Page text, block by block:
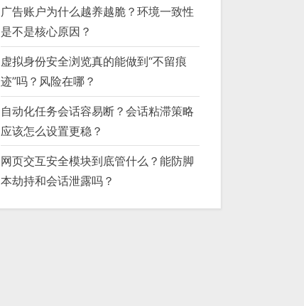
广告账户为什么越养越脆？环境一致性
是不是核心原因？
虚拟身份安全浏览真的能做到“不留痕
迹”吗？风险在哪？
自动化任务会话容易断？会话粘滞策略
应该怎么设置更稳？
网页交互安全模块到底管什么？能防脚
本劫持和会话泄露吗？